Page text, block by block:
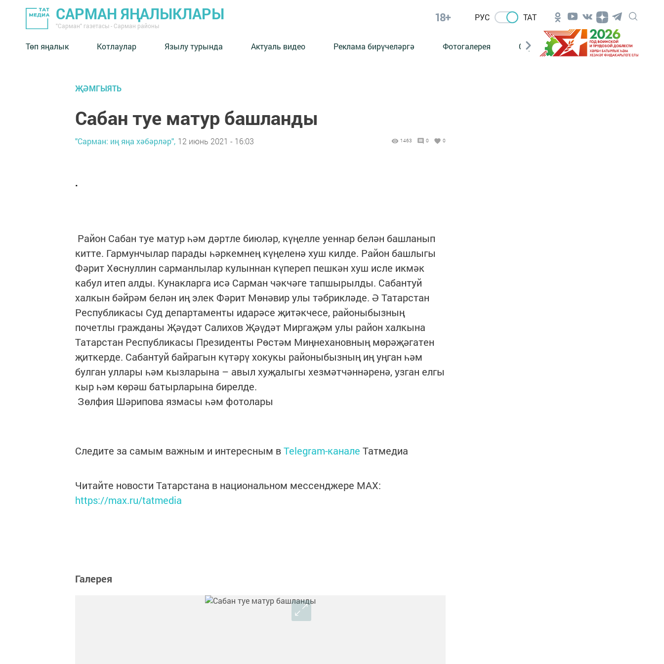
САРМАН ЯҢАЛЫКЛАРЫ
"Сарман" газетасы - Сарман районы
18+ РУС ТАТ
Төп яңалык Котлаулар Язылу турында Актуаль видео Реклама бирүчеләргә Фотогалерея Сораштыру
ҖӘМГЫЯТЬ
Сабан туе матур башланды
"Сарман: иң яңа хәбәрләр", 12 июнь 2021 - 16:03 1463 0 0
.
Район Сабан туе матур һәм дәртле биюләр, күңелле уеннар белән башланып
китте. Гармунчылар парады һәркемнең күңеленә хуш килде. Район башлыгы
Фәрит Хөснуллин сарманлылар кулыннан күпереп пешкән хуш исле икмәк
кабул итеп алды. Кунакларга исә Сарман чәкчәге тапшырылды. Сабантуй
халкын бәйрәм белән иң элек Фәрит Мөнәвир улы тәбрикләде. Ә Татарстан
Республикасы Суд департаменты идарәсе җитәкчесе, районыбызның
почетлы гражданы Җәүдәт Салихов Җәүдәт Миргаҗәм улы район халкына
Татарстан Республикасы Президенты Рөстәм Миңнехановның мөрәҗәгатен
җиткерде. Сабантуй байрагын күтәрү хокукы районыбызның иң уңган һәм
булган уллары һәм кызларына – авыл хуҗалыгы хезмәтчәннәренә, узган елгы
кыр һәм көрәш батырларына бирелде.
Зөлфия Шәрипова язмасы һәм фотолары
Следите за самым важным и интересным вTelegram-канале Татмедиа
Читайте новости Татарстана в национальном мессенджере MАХ:
https://max.ru/tatmedia
Галерея